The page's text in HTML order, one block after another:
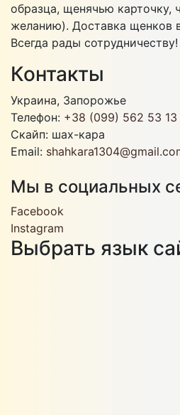
образца, щенячью карточку,
желанию). Доставка щенков
Всегда рады сотрудничеству!
Контакты
Украина, Запорожье
Телефон: +38 (099) 562 53 13
Скайп: шах-кара
Email:
Мы в социальных
Facebook
Instagram
Выбрать язык